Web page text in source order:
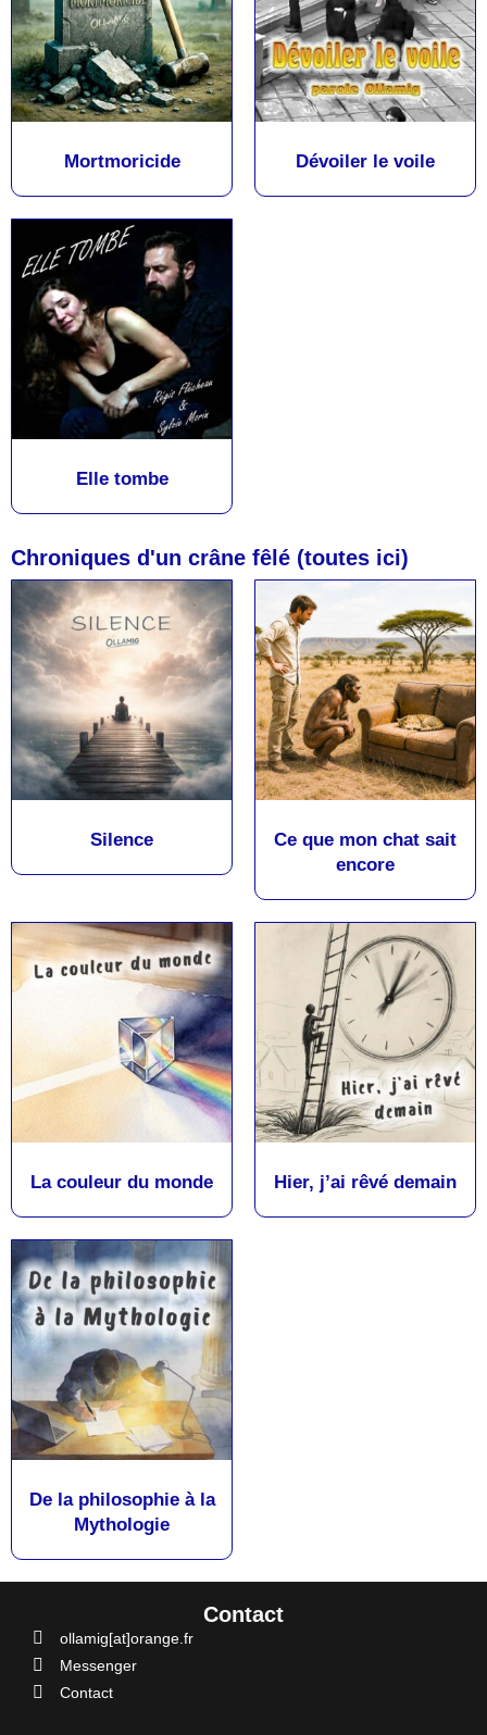
Mortmoricide Dévoiler le voile
Elle tombe
Chroniques d'un crâne fêlé (toutes ici)
Silence
Ce que mon chat sait
encore
La couleur du monde Hier, j’ai rêvé demain
De la philosophie à la
Mythologie
Contact
ollamig[at]orange.fr
Messenger
Contact